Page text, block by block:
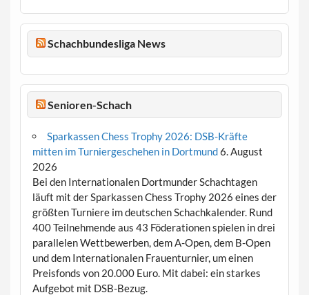
Schachbundesliga News
Senioren-Schach
Sparkassen Chess Trophy 2026: DSB-Kräfte
mitten im Turniergeschehen in Dortmund6. August
2026
Bei den Internationalen Dortmunder Schachtagen
läuft mit der Sparkassen Chess Trophy 2026 eines der
größten Turniere im deutschen Schachkalender. Rund
400 Teilnehmende aus 43 Föderationen spielen in drei
parallelen Wettbewerben, dem A-Open, dem B-Open
und dem Internationalen Frauenturnier, um einen
Preisfonds von 20.000 Euro. Mit dabei: ein starkes
Aufgebot mit DSB-Bezug.